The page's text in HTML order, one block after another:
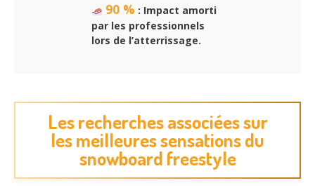
90 % : Impact amorti
par les professionnels
lors de l’atterrissage.
Les recherches associées sur
les meilleures sensations du
snowboard freestyle